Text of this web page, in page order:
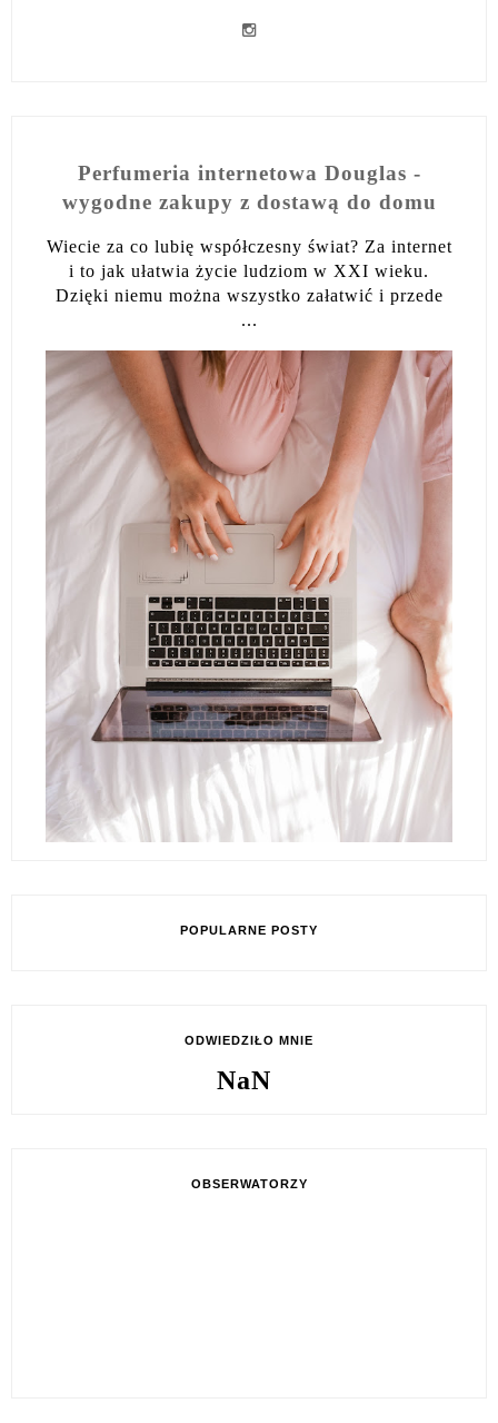
Perfumeria internetowa Douglas -
wygodne zakupy z dostawą do domu
Wiecie za co lubię współczesny świat? Za internet
i to jak ułatwia życie ludziom w XXI wieku.
Dzięki niemu można wszystko załatwić i przede
...
POPULARNE POSTY
ODWIEDZIŁO MNIE
NaN
OBSERWATORZY